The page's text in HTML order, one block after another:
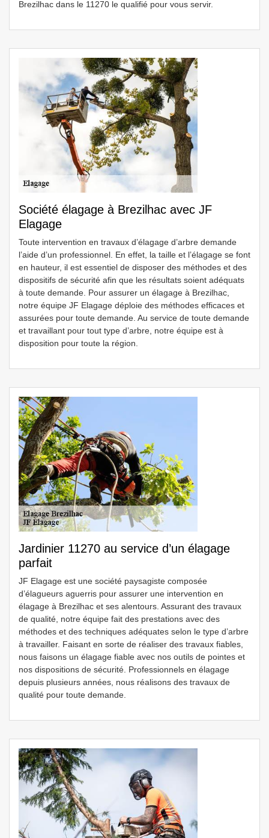
Brezilhac dans le 11270 le qualifié pour vous servir.
Société élagage à Brezilhac avec JF
Elagage
Toute intervention en travaux d’élagage d’arbre demande
l’aide d’un professionnel. En effet, la taille et l’élagage se font
en hauteur, il est essentiel de disposer des méthodes et des
dispositifs de sécurité afin que les résultats soient adéquats
à toute demande. Pour assurer un élagage à Brezilhac,
notre équipe JF Elagage déploie des méthodes efficaces et
assurées pour toute demande. Au service de toute demande
et travaillant pour tout type d’arbre, notre équipe est à
disposition pour toute la région.
Jardinier 11270 au service d’un élagage
parfait
JF Elagage est une société paysagiste composée
d’élagueurs aguerris pour assurer une intervention en
élagage à Brezilhac et ses alentours. Assurant des travaux
de qualité, notre équipe fait des prestations avec des
méthodes et des techniques adéquates selon le type d’arbre
à travailler. Faisant en sorte de réaliser des travaux fiables,
nous faisons un élagage fiable avec nos outils de pointes et
nos dispositions de sécurité. Professionnels en élagage
depuis plusieurs années, nous réalisons des travaux de
qualité pour toute demande.